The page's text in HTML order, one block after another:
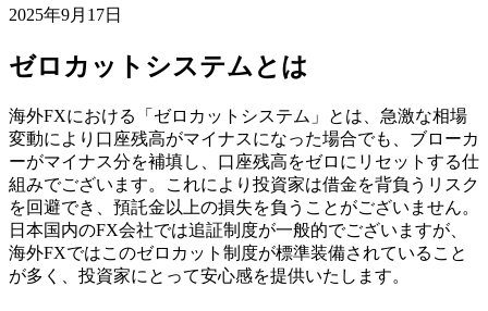
2025年9月17日
ゼロカットシステムとは
海外FXにおける「ゼロカットシステム」とは、急激な相場
変動により口座残高がマイナスになった場合でも、ブローカ
ーがマイナス分を補填し、口座残高をゼロにリセットする仕
組みでございます。これにより投資家は借金を背負うリスク
を回避でき、預託金以上の損失を負うことがございません。
日本国内のFX会社では追証制度が一般的でございますが、
海外FXではこのゼロカット制度が標準装備されていること
が多く、投資家にとって安心感を提供いたします。